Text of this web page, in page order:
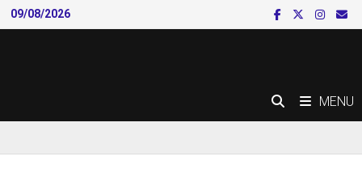
Skip
to
09/08/2026
MENU